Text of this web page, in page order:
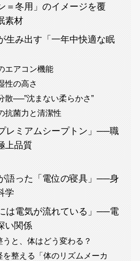
＝冬用」のイメージを覆
素材
生み出す「一年中快適な眠
エアコン機能
性の高さ
──”沈まない柔らかさ”
抗菌力と清潔性
レミアムシープトン」──職
上品質
語った「電位の寝具」──身
学
は電気が流れている」──電
い関係
うと、体はどう変わる？
を整える「体のリズムメーカ